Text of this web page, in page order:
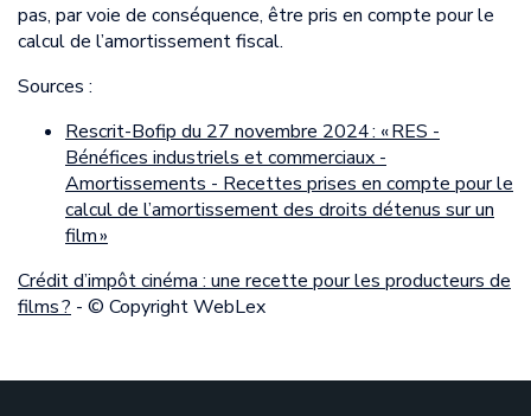
pas, par voie de conséquence, être pris en compte pour le
calcul de l’amortissement fiscal.
Sources :
Rescrit-Bofip du 27 novembre 2024 : « RES -
Bénéfices industriels et commerciaux -
Amortissements - Recettes prises en compte pour le
calcul de l’amortissement des droits détenus sur un
film »
Crédit d’impôt cinéma : une recette pour les producteurs de
films ? - © Copyright WebLex